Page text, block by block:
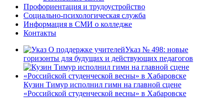
Профориентация и трудоустройство
Социально-психологическая служба
Информация в СМИ о колледже
Контакты
Указ № 498: новые
горизонты для будущих и действующих педагогов
Кузин Тимур исполнил гимн на главной сцене
«Российской студенческой весны» в Хабаровске